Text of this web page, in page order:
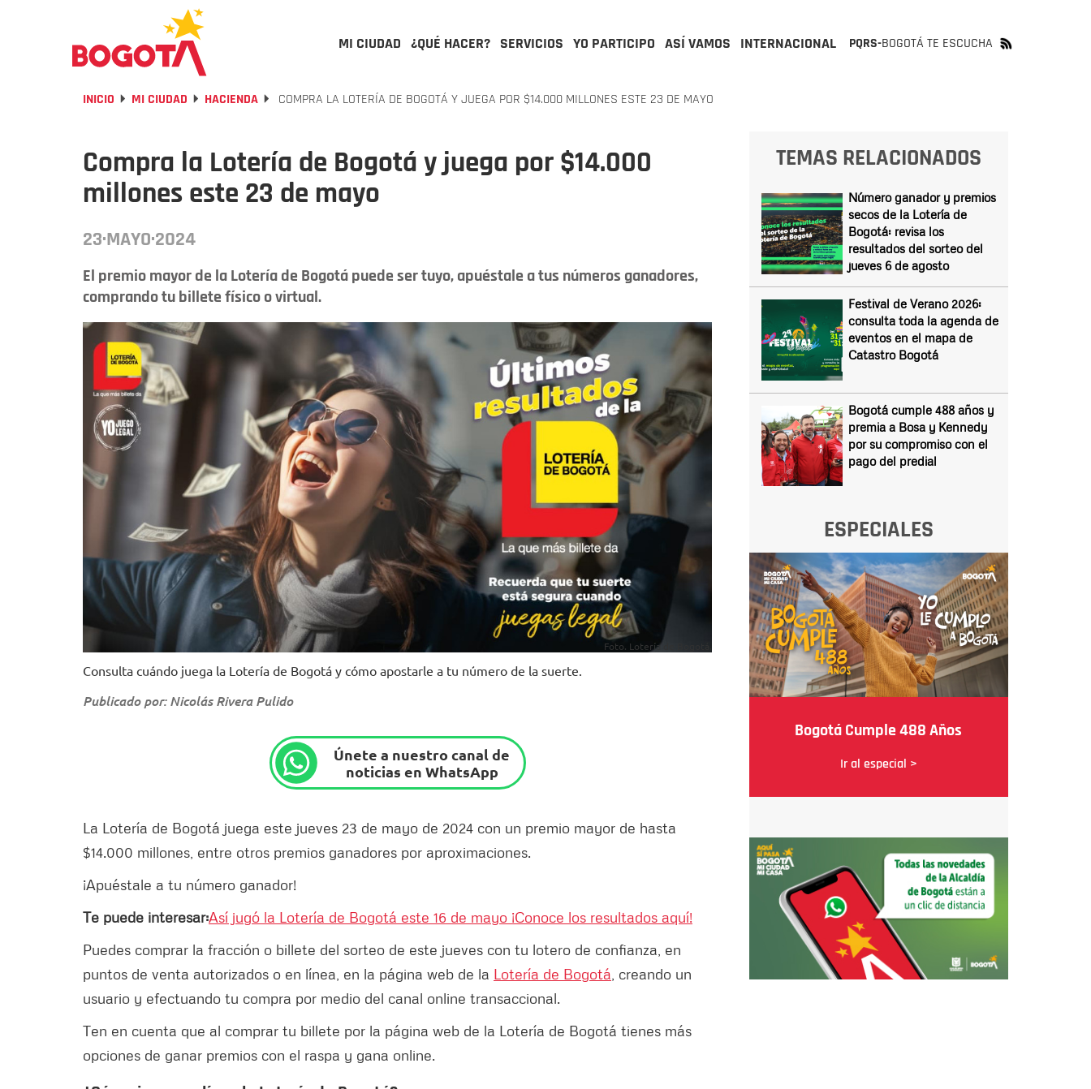
MI CIUDAD ¿QUÉ HACER? SERVICIOS YO PARTICIPO ASÍ VAMOS INTERNACIONAL PQRS-BOGOTÁ TE ESCUCHA
INICIO MI CIUDAD HACIENDA COMPRA LA LOTERÍA DE BOGOTÁ Y JUEGA POR $14.000 MILLONES ESTE 23 DE MAYO
Compra la Lotería de Bogotá y juega por $14.000
millones este 23 de mayo
23·MAYO·2024
El premio mayor de la Lotería de Bogotá puede ser tuyo, apuéstale a tus números ganadores,
comprando tu billete físico o virtual.
Foto. Lotería de Bogotá.
Consulta cuándo juega la Lotería de Bogotá y cómo apostarle a tu número de la suerte.
Publicado por: Nicolás Rivera Pulido
Únete a nuestro canal de
noticias en WhatsApp
La Lotería de Bogotá juega este jueves 23 de mayo de 2024 con un premio mayor de hasta
$14.000 millones, entre otros premios ganadores por aproximaciones.
¡Apuéstale a tu número ganador!
Te puede interesar:Así jugó la Lotería de Bogotá este 16 de mayo ¡Conoce los resultados aquí!
Puedes comprar la fracción o billete del sorteo de este jueves con tu lotero de confianza, en
puntos de venta autorizados o en línea, en la página web de la Lotería de Bogotá , creando un
usuario y efectuando tu compra por medio del canal online transaccional.
Ten en cuenta que al comprar tu billete por la página web de la Lotería de Bogotá tienes más
opciones de ganar premios con el raspa y gana online.
TEMAS RELACIONADOS
Número ganador y premios
secos de la Lotería de
Bogotá: revisa los
resultados del sorteo del
jueves 6 de agosto
Festival de Verano 2026:
consulta toda la agenda de
eventos en el mapa de
Catastro Bogotá
Bogotá cumple 488 años y
premia a Bosa y Kennedy
por su compromiso con el
pago del predial
ESPECIALES
Bogotá Cumple 488 Años
Ir al especial >